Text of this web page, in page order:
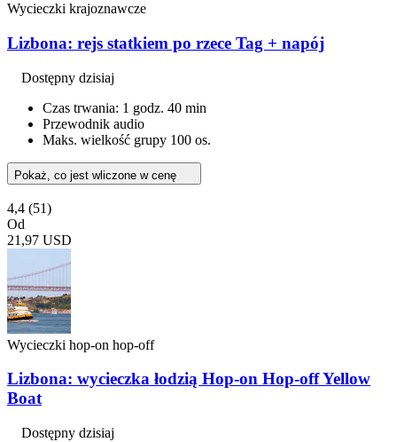
Wycieczki krajoznawcze
Lizbona: rejs statkiem po rzece Tag + napój
Dostępny dzisiaj
Czas trwania: 1 godz. 40 min
Przewodnik audio
Maks. wielkość grupy 100 os.
Pokaż, co jest wliczone w cenę
4,4 (51)
Od
21,97 USD
Wycieczki hop-on hop-off
Lizbona: wycieczka łodzią Hop-on Hop-off Yellow
Boat
Dostępny dzisiaj